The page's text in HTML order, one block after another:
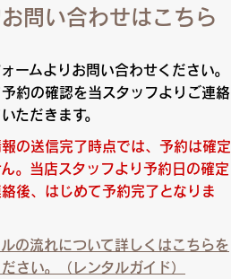
問い合わせはこちら
ームよりお問い合わせください。
約の確認を当スタッフよりご連絡
ただきます。
の送信完了時点では、予約は確定
ん。当店スタッフより予約日の確定
後、はじめて予約完了となりま
ルの流れについて詳しくはこちらを
さい。（レンタルガイド）